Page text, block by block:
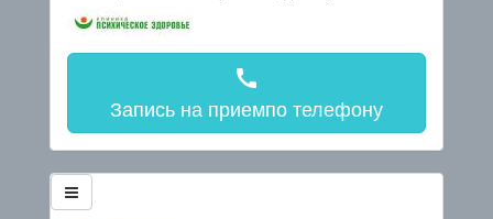
call
Запись на приемпо телефону